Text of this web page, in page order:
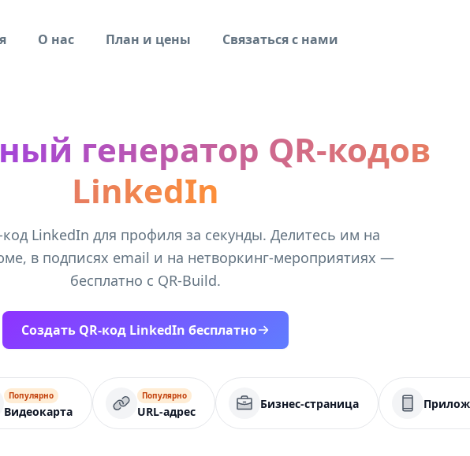
О нас План и цены Связаться с нами
генератор QR-кодов
LinkedIn
код LinkedIn для профиля за секунды. Делитесь им на
в подписях email и на нетворкинг-мероприятиях —
бесплатно с QR-Build.
Создать QR-код LinkedIn бесплатно
Популярно
Видеокарта
Популярно
URL-адрес
Бизнес-страница